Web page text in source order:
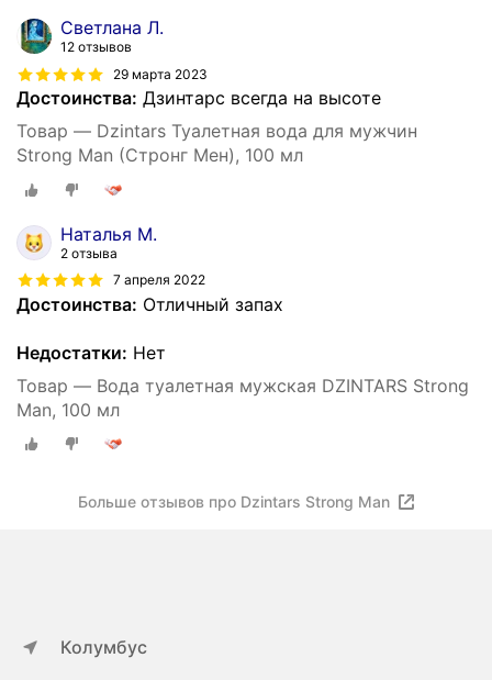
Светлана Л.
12 отзывов
29 марта 2023
Достоинства: Дзинтарс всегда на высоте
Товар — Dzintars Туалетная вода для мужчин
Strong Man (Стронг Мен), 100 мл
Наталья М.
2 отзыва
7 апреля 2022
Достоинства: Отличный запах
Недостатки: Нет
Товар — Вода туалетная мужская DZINTARS Strong
Man, 100 мл
Больше отзывов про Dzintars Strong Man
Колумбус